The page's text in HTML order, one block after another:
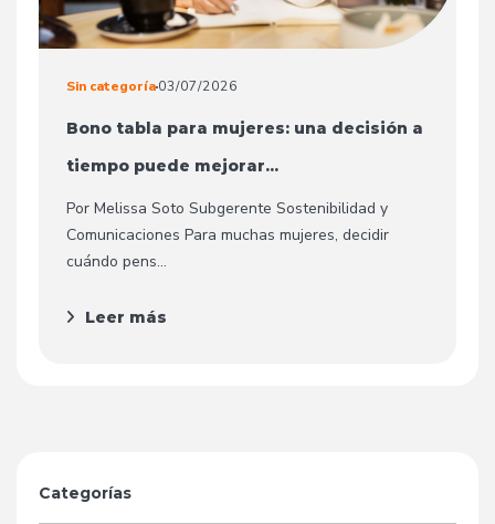
Sin categoría03/07/2026
Bono tabla para mujeres: una decisión a
tiempo puede mejorar...
Por Melissa Soto Subgerente Sostenibilidad y
Comunicaciones Para muchas mujeres, decidir
cuándo pens...
Leer más
Categorías